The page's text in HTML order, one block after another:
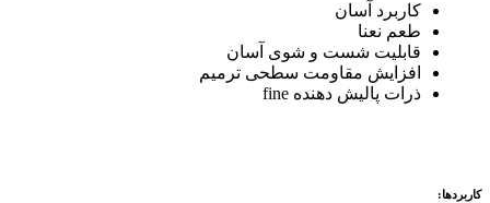
کاربرد آسان
طعم نعنا
قابلیت شست و شوی آسان
افزایش مقاومت سطحی ترمیم
ذرات پالیش دهنده fine
کاربردها: